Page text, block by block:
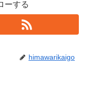
ーする
himawarikaigo